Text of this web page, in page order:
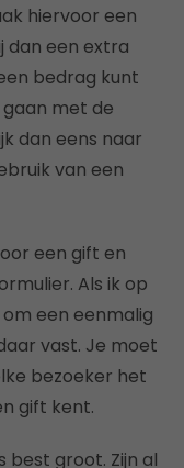
hiervoor een
dan een extra
bedrag kunt
met de
dan eens naar
van een
een gift en
Als ik op
een eenmalig
vast. Je moet
bezoeker het
gift kent.
best groot. Zijn al